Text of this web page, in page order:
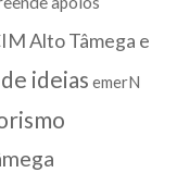
Alto Tâmega e
ideias emerN